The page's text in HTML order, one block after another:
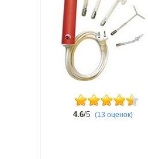
4.6/5 (13 оценок)